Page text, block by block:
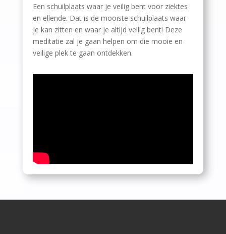
Een schuilplaats waar je veilig bent voor ziektes
en ellende. Dat is de mooiste schuilplaats waar
je kan zitten en waar je altijd veilig bent! Deze
meditatie zal je gaan helpen om die mooie en
veilige plek te gaan ontdekken.